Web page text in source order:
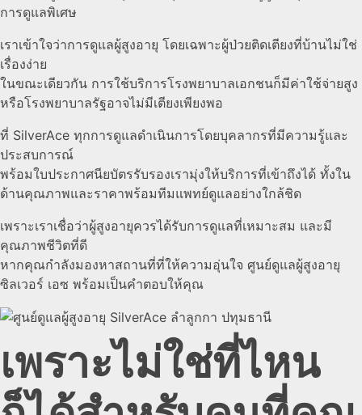
การดูแลพิเศษ
เราเข้าใจว่าการดูแลผู้สูงอายุ โดยเฉพาะผู้ป่วยติดเตียงที่บ้านไม่ใช่
เรื่องง่าย
ในขณะเดียวกัน การใช้บริการโรงพยาบาลเอกชนก็มีค่าใช้จ่ายสูง
หรือโรงพยาบาลรัฐอาจไม่มีเตียงเพียงพอ
ที่ SilverAce ทุกการดูแลดำเนินการโดยบุคลากรที่มีความรู้และ
ประสบการณ์
พร้อมใบประกาศนียบัตรรับรองเรามุ่งให้บริการที่เข้าถึงได้ ทั้งใน
ด้านคุณภาพและราคาพร้อมทีมแพทย์ดูแลอย่างใกล้ชิด
เพราะเราเชื่อว่าผู้สูงอายุควรได้รับการดูแลที่เหมาะสม และมี
คุณภาพชีวิตที่ดี
หากคุณกำลังมองหาสถานที่ที่ให้ความอุ่นใจ ศูนย์ดูแลผู้สูงอายุ
ซิลเวอร์ เอซ พร้อมเป็นคำตอบให้คุณ
เพราะไม่ใช่ที่ไหน